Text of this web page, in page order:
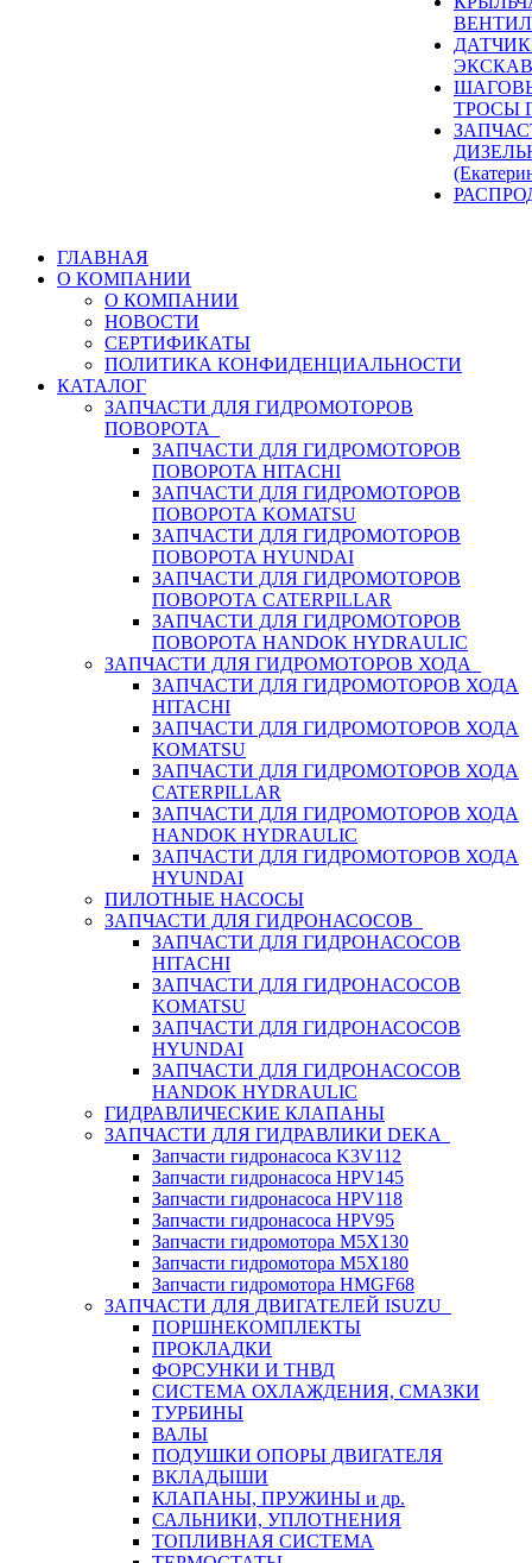
ТРОСЫ
ГЛАВНАЯ
О КОМПАНИИ
О КОМПАНИИ
НОВОСТИ
СЕРТИФИКАТЫ
ПОЛИТИКА КОНФИДЕНЦИАЛЬНОСТИ
КАТАЛОГ
ЗАПЧАСТИ ДЛЯ ГИДРОМОТОРОВ
ПОВОРОТА
ЗАПЧАСТИ ДЛЯ ГИДРОМОТОРОВ
ПОВОРОТА HITACHI
ЗАПЧАСТИ ДЛЯ ГИДРОМОТОРОВ
ПОВОРОТА KOMATSU
ЗАПЧАСТИ ДЛЯ ГИДРОМОТОРОВ
ПОВОРОТА HYUNDAI
ЗАПЧАСТИ ДЛЯ ГИДРОМОТОРОВ
ПОВОРОТА CATERPILLAR
ЗАПЧАСТИ ДЛЯ ГИДРОМОТОРОВ
ПОВОРОТА HANDOK HYDRAULIC
ЗАПЧАСТИ ДЛЯ ГИДРОМОТОРОВ ХОДА
ЗАПЧАСТИ ДЛЯ ГИДРОМОТОРОВ ХОДА
HITACHI
ЗАПЧАСТИ ДЛЯ ГИДРОМОТОРОВ ХОДА
KOMATSU
ЗАПЧАСТИ ДЛЯ ГИДРОМОТОРОВ ХОДА
CATERPILLAR
ЗАПЧАСТИ ДЛЯ ГИДРОМОТОРОВ ХОДА
HANDOK HYDRAULIC
ЗАПЧАСТИ ДЛЯ ГИДРОМОТОРОВ ХОДА
HYUNDAI
ПИЛОТНЫЕ НАСОСЫ
ЗАПЧАСТИ ДЛЯ ГИДРОНАСОСОВ
ЗАПЧАСТИ ДЛЯ ГИДРОНАСОСОВ
HITACHI
ЗАПЧАСТИ ДЛЯ ГИДРОНАСОСОВ
KOMATSU
ЗАПЧАСТИ ДЛЯ ГИДРОНАСОСОВ
HYUNDAI
ЗАПЧАСТИ ДЛЯ ГИДРОНАСОСОВ
HANDOK HYDRAULIC
ГИДРАВЛИЧЕСКИЕ КЛАПАНЫ
ЗАПЧАСТИ ДЛЯ ГИДРАВЛИКИ DEKA
Запчасти гидронасоса K3V112
Запчасти гидронасоса HPV145
Запчасти гидронасоса HPV118
Запчасти гидронасоса HPV95
Запчасти гидромотора M5X130
Запчасти гидромотора M5X180
Запчасти гидромотора HMGF68
ЗАПЧАСТИ ДЛЯ ДВИГАТЕЛЕЙ ISUZU
ПОРШНЕКОМПЛЕКТЫ
ПРОКЛАДКИ
ФОРСУНКИ И ТНВД
СИСТЕМА ОХЛАЖДЕНИЯ, СМАЗКИ
ТУРБИНЫ
ВАЛЫ
ПОДУШКИ ОПОРЫ ДВИГАТЕЛЯ
ВКЛАДЫШИ
КЛАПАНЫ, ПРУЖИНЫ и др.
САЛЬНИКИ, УПЛОТНЕНИЯ
ТОПЛИВНАЯ СИСТЕМА